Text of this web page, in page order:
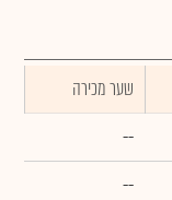
שער מכירה
--
--